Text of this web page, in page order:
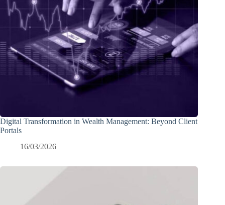
Digital Transformation in Wealth Management: Beyond Client
Portals
16/03/2026